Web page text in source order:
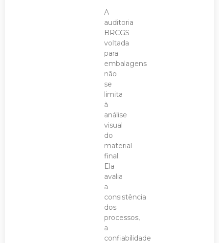
A
auditoria
BRCGS
voltada
para
embalagens
não
se
limita
à
análise
visual
do
material
final.
Ela
avalia
a
consistência
dos
processos,
a
confiabilidade